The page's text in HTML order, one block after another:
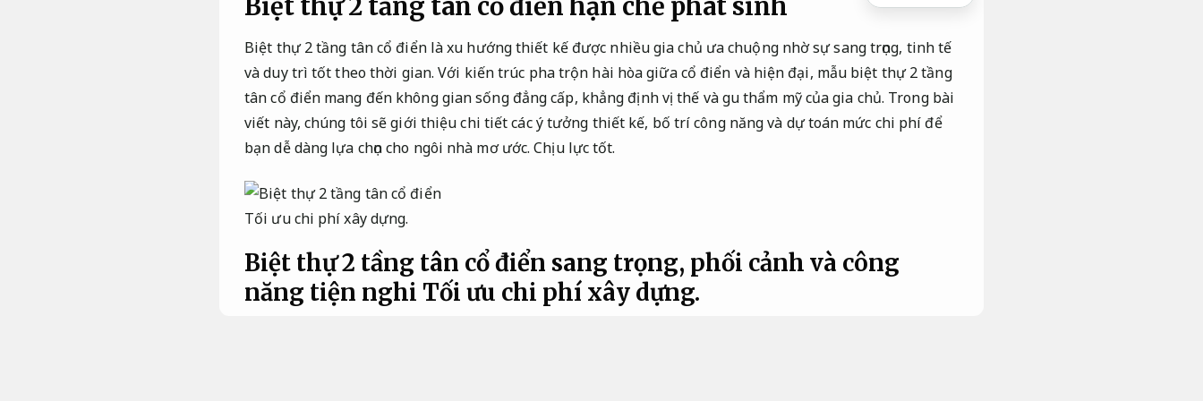
Biệt thự 2 tầng tân cổ điển hạn chế phát sinh
Biệt thự 2 tầng tân cổ điển là xu hướng thiết kế được nhiều gia chủ ưa chuộng nhờ sự sang trọng, tinh tế
và duy trì tốt theo thời gian. Với kiến trúc pha trộn hài hòa giữa cổ điển và hiện đại, mẫu biệt thự 2 tầng
tân cổ điển mang đến không gian sống đẳng cấp, khẳng định vị thế và gu thẩm mỹ của gia chủ. Trong bài
viết này, chúng tôi sẽ giới thiệu chi tiết các ý tưởng thiết kế, bố trí công năng và dự toán mức chi phí để
bạn dễ dàng lựa chọn cho ngôi nhà mơ ước.Chịu lực tốt.
Tối ưu chi phí xây dựng.
Biệt thự 2 tầng tân cổ điển sang trọng, phối cảnh và công
năng tiện nghi Tối ưu chi phí xây dựng.